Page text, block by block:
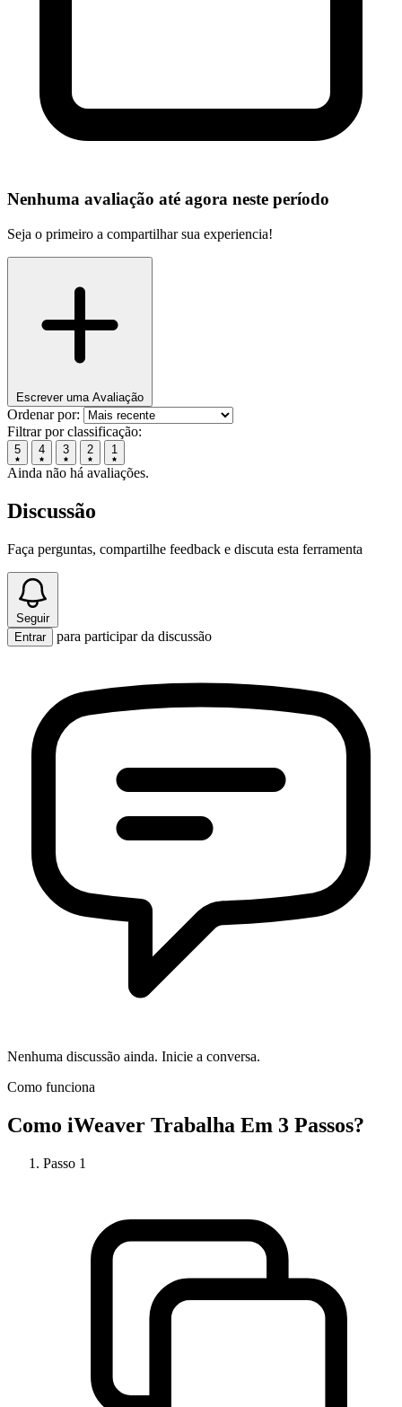
Nenhuma avaliação até agora neste período
Seja o primeiro a compartilhar sua experiencia!
Escrever uma Avaliação
Ordenar por:
Filtrar por classificação:
5 4 3 2 1
Ainda não há avaliações.
Discussão
Faça perguntas, compartilhe feedback e discuta esta ferramenta
Seguir
Entrar
para participar da discussão
Nenhuma discussão ainda. Inicie a conversa.
Como funciona
Como iWeaver Trabalha Em 3 Passos?
Passo 1